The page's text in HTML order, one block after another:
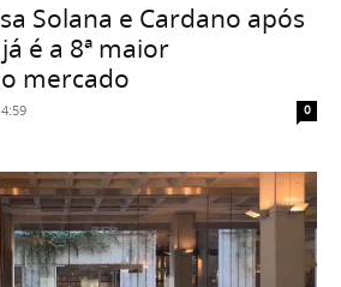
Solana e Cardano após
é a 8ª maior
mercado
0